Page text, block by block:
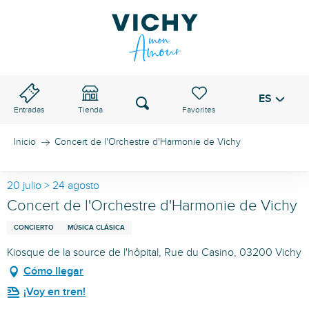
Entradas Tienda
Voir les favoris
Buscar ES
Inicio Concert de l'Orchestre d'Harmonie de Vichy
20 julio > 24 agosto
Concert de l'Orchestre d'Harmonie de Vichy
CONCIERTO MÚSICA CLÁSICA
Kiosque de la source de l'hôpital, Rue du Casino, 03200 Vichy
Cómo llegar
¡Voy en tren!